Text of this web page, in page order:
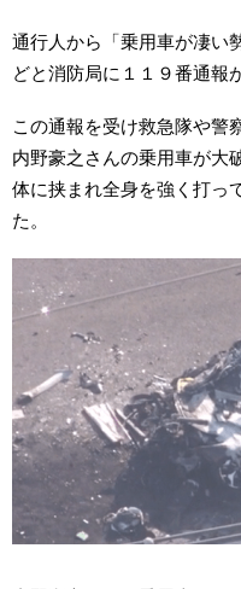
通行人から「乗用車が凄い
どと消防局に１１９番通報
この通報を受け救急隊や警
内野豪之さんの乗用車が大
体に挟まれ全身を強く打っ
た。